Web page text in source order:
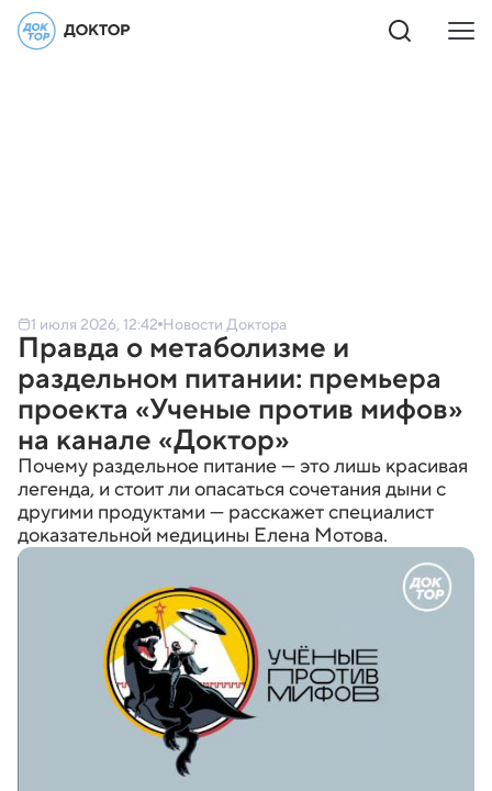
1 июля 2026, 12:42 Новости Доктора
Правда о метаболизме и
раздельном питании: премьера
проекта «Ученые против мифов»
на канале «Доктор»
Почему раздельное питание — это лишь красивая
легенда, и стоит ли опасаться сочетания дыни с
другими продуктами — расскажет специалист
доказательной медицины Елена Мотова.